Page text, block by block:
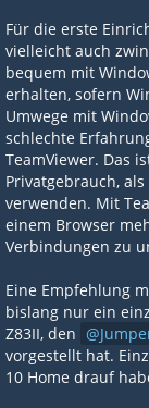
Für die erste
vielleicht auch
bequem mit
erhalten, sofern
Umwege mit
schlechte
TeamViewer. Das
Privatgebrauch,
verwenden. Mit
einem Browser
Verbindungen zu
Eine Empfehlung
bislang nur ein
Z83II, den
vorgestellt hat.
10 Home drauf